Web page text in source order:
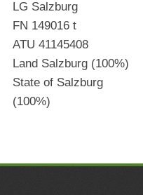
LG Salzburg
FN 149016 t
ATU 41145408
Land Salzburg (100%)
State of Salzburg
(100%)